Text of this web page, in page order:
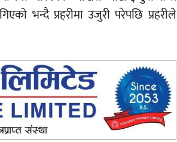
भन्दै प्रहरीमा उजुरी परेपछि प्रहरीले